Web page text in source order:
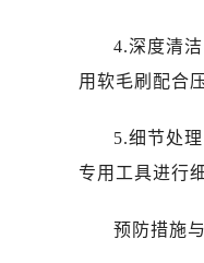
4.深度清
用软毛刷配合
5.细节处
专用工具进行
预防措施